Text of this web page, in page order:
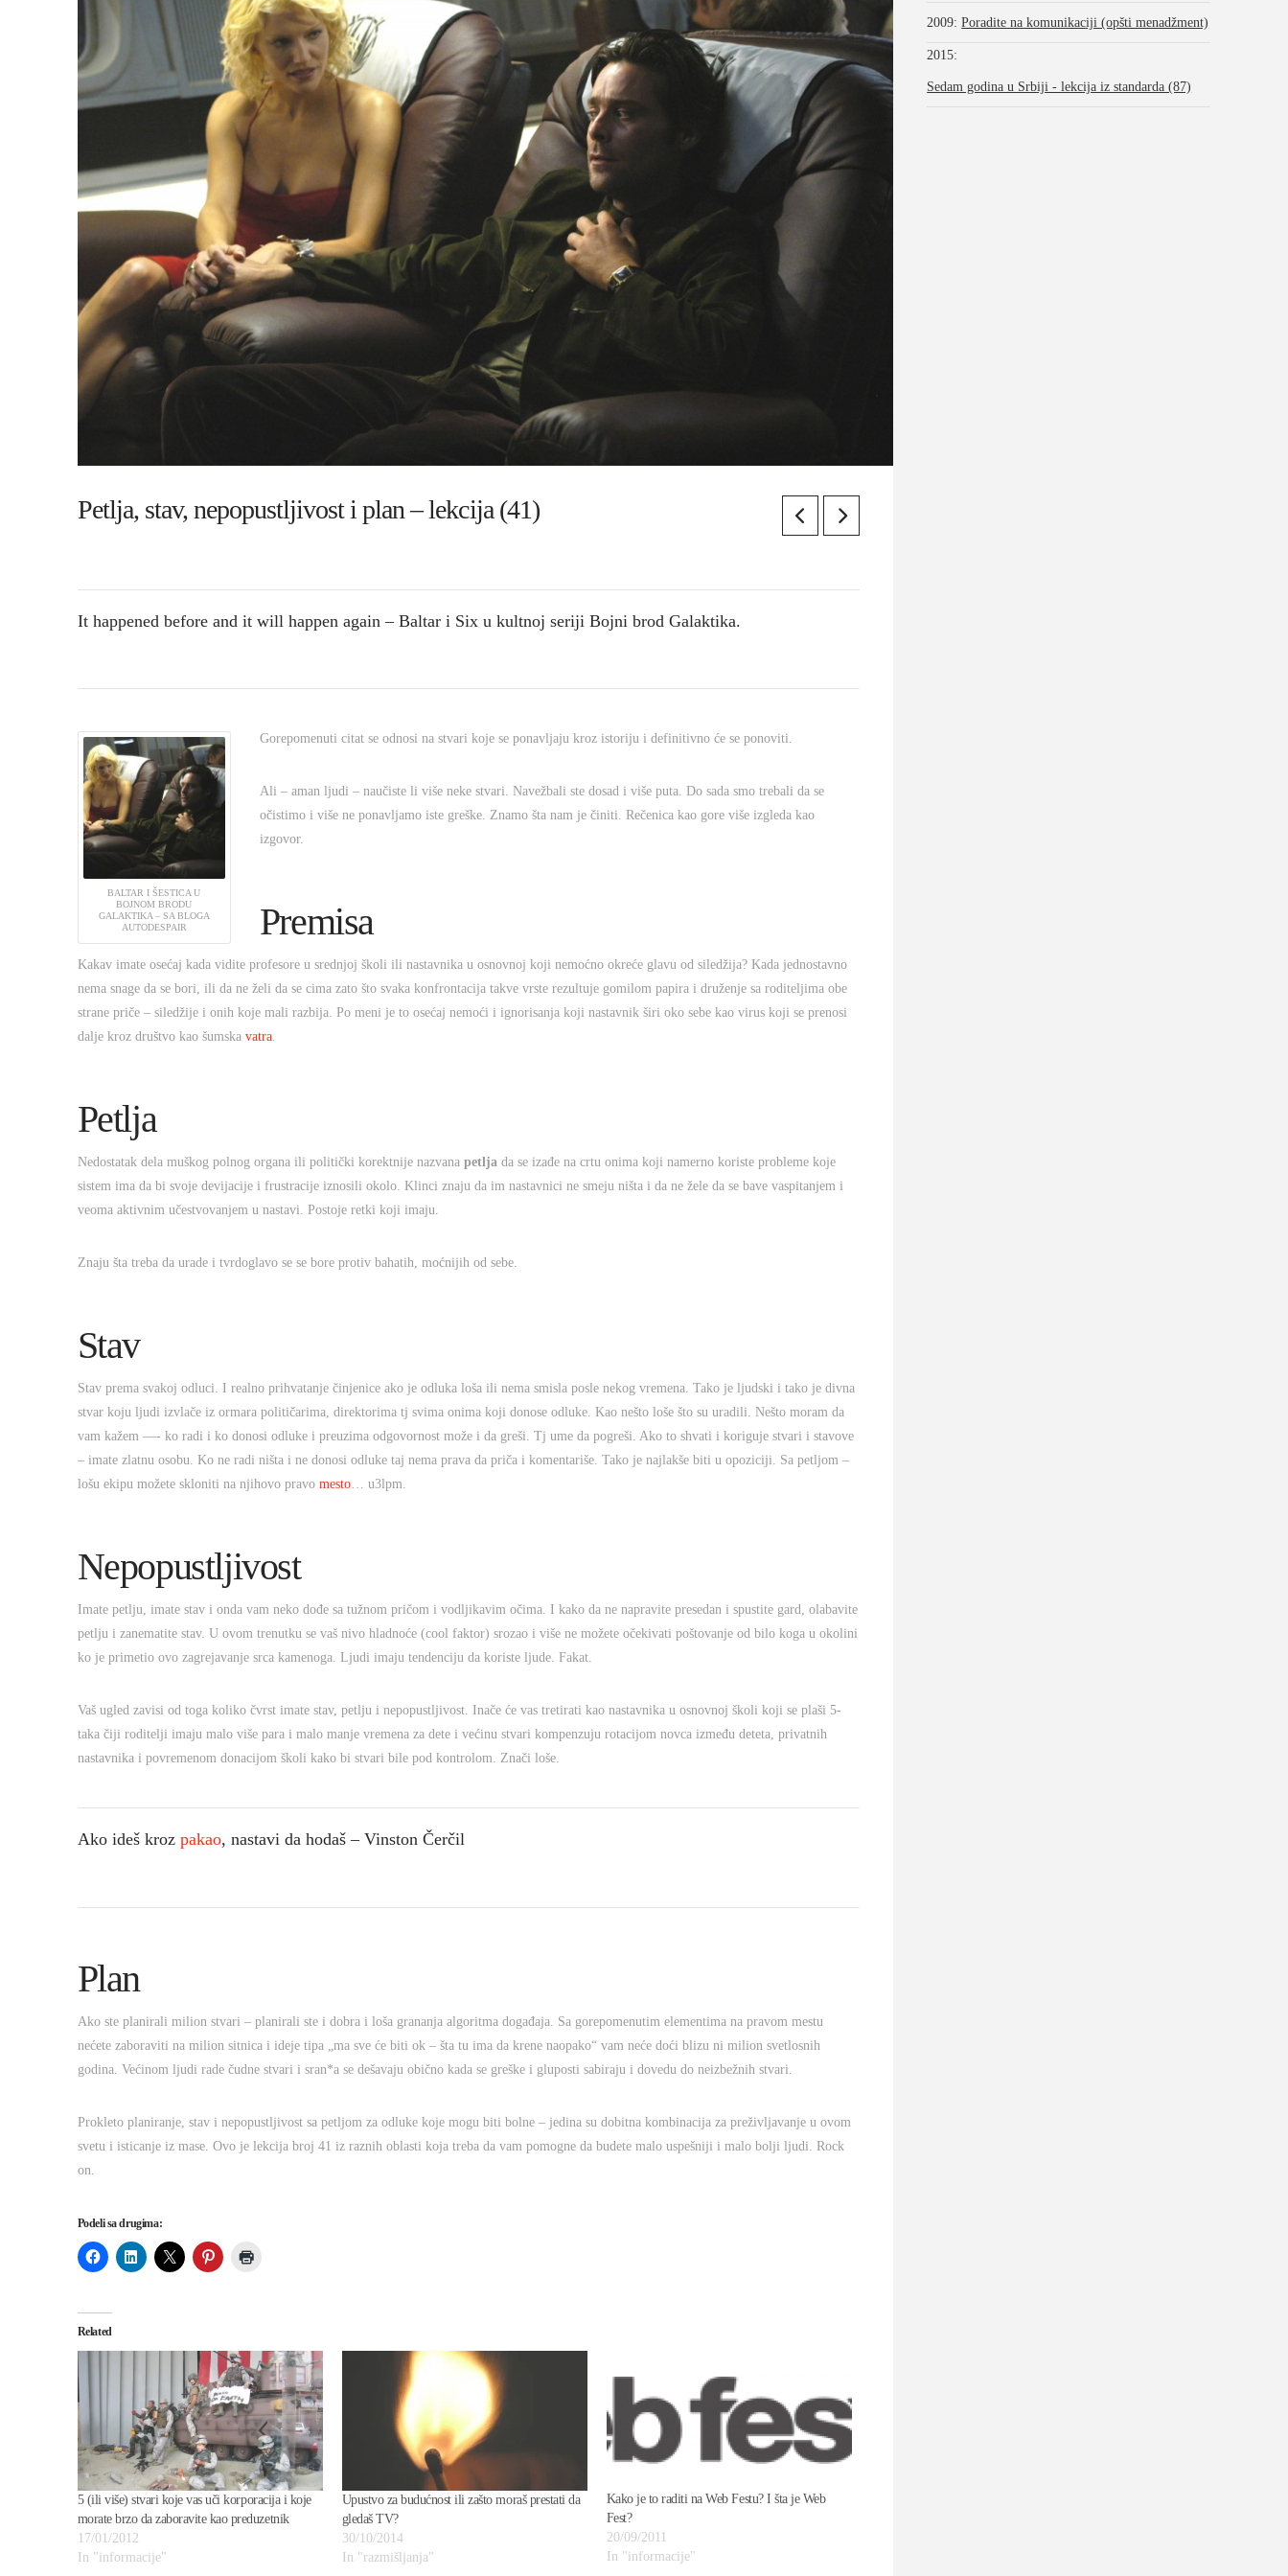
Petlja, stav, nepopustljivost i plan – lekcija (41)
It happened before and it will happen again – Baltar i Six u kultnoj seriji Bojni brod Galaktika.
BALTAR I ŠESTICA U
BOJNOM BRODU
GALAKTIKA – SA BLOGA
AUTODESPAIR
Gorepomenuti citat se odnosi na stvari koje se ponavljaju kroz istoriju i definitivno će se ponoviti.
Ali – aman ljudi – naučiste li više neke stvari. Navežbali ste dosad i više puta. Do sada smo trebali da se
očistimo i više ne ponavljamo iste greške. Znamo šta nam je činiti. Rečenica kao gore više izgleda kao
izgovor.
Premisa
Kakav imate osećaj kada vidite profesore u srednjoj školi ili nastavnika u osnovnoj koji nemoćno okreće glavu od siledžija? Kada jednostavno
nema snage da se bori, ili da ne želi da se cima zato što svaka konfrontacija takve vrste rezultuje gomilom papira i druženje sa roditeljima obe
strane priče – siledžije i onih koje mali razbija. Po meni je to osećaj nemoći i ignorisanja koji nastavnik širi oko sebe kao virus koji se prenosi
dalje kroz društvo kao šumska vatra.
Petlja
Nedostatak dela muškog polnog organa ili politički korektnije nazvana petljada se izađe na crtu onima koji namerno koriste probleme koje
sistem ima da bi svoje devijacije i frustracije iznosili okolo. Klinci znaju da im nastavnici ne smeju ništa i da ne žele da se bave vaspitanjem i
veoma aktivnim učestvovanjem u nastavi. Postoje retki koji imaju.
Znaju šta treba da urade i tvrdoglavo se se bore protiv bahatih, moćnijih od sebe.
Stav
Stav prema svakoj odluci. I realno prihvatanje činjenice ako je odluka loša ili nema smisla posle nekog vremena. Tako je ljudski i tako je divna
stvar koju ljudi izvlače iz ormara političarima, direktorima tj svima onima koji donose odluke. Kao nešto loše što su uradili. Nešto moram da
vam kažem —- ko radi i ko donosi odluke i preuzima odgovornost može i da greši. Tj ume da pogreši. Ako to shvati i koriguje stvari i stavove
– imate zlatnu osobu. Ko ne radi ništa i ne donosi odluke taj nema prava da priča i komentariše. Tako je najlakše biti u opoziciji. Sa petljom –
lošu ekipu možete skloniti na njihovo pravo mesto… u3lpm.
Nepopustljivost
Imate petlju, imate stav i onda vam neko dođe sa tužnom pričom i vodljikavim očima. I kako da ne napravite presedan i spustite gard, olabavite
petlju i zanematite stav. U ovom trenutku se vaš nivo hladnoće (cool faktor) srozao i više ne možete očekivati poštovanje od bilo koga u okolini
ko je primetio ovo zagrejavanje srca kamenoga. Ljudi imaju tendenciju da koriste ljude. Fakat.
Vaš ugled zavisi od toga koliko čvrst imate stav, petlju i nepopustljivost. Inače će vas tretirati kao nastavnika u osnovnoj školi koji se plaši 5-
taka čiji roditelji imaju malo više para i malo manje vremena za dete i većinu stvari kompenzuju rotacijom novca između deteta, privatnih
nastavnika i povremenom donacijom školi kako bi stvari bile pod kontrolom. Znači loše.
Ako ideš kroz pakao, nastavi da hodaš – Vinston Čerčil
Plan
Ako ste planirali milion stvari – planirali ste i dobra i loša grananja algoritma događaja. Sa gorepomenutim elementima na pravom mestu
nećete zaboraviti na milion sitnica i ideje tipa „ma sve će biti ok – šta tu ima da krene naopako“ vam neće doći blizu ni milion svetlosnih
godina. Većinom ljudi rade čudne stvari i sran*a se dešavaju obično kada se greške i gluposti sabiraju i dovedu do neizbežnih stvari.
Prokleto planiranje, stav i nepopustljivost sa petljom za odluke koje mogu biti bolne – jedina su dobitna kombinacija za preživljavanje u ovom
svetu i isticanje iz mase. Ovo je lekcija broj 41 iz raznih oblasti koja treba da vam pomogne da budete malo uspešniji i malo bolji ljudi. Rock
on.
Podeli sa drugima:
Related
5 (ili više) stvari koje vas uči korporacija i koje
morate brzo da zaboravite kao preduzetnik
17/01/2012
In "informacije"
Upustvo za budućnost ili zašto moraš prestati da
gledaš TV?
30/10/2014
In "razmišljanja"
Kako je to raditi na Web Festu? I šta je Web
Fest?
20/09/2011
In "informacije"
2009:Poradite na komunikaciji (opšti menadžment)
2015:
Sedam godina u Srbiji - lekcija iz standarda (87)